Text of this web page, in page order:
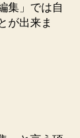
集」では自
が出来ま